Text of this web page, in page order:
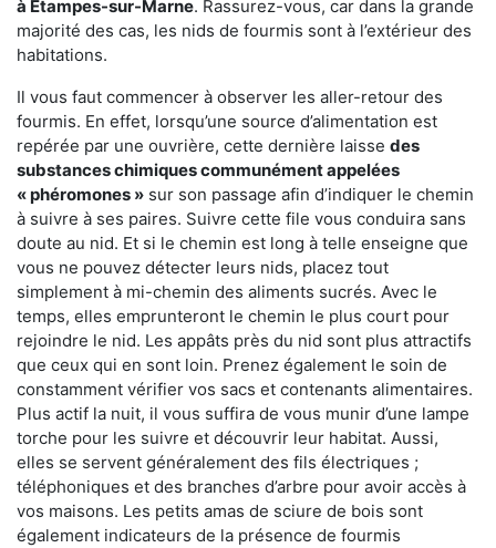
à Étampes-sur-Marne. Rassurez-vous, car dans la grande
majorité des cas, les nids de fourmis sont à l’extérieur des
habitations.
Il vous faut commencer à observer les aller-retour des
fourmis. En effet, lorsqu’une source d’alimentation est
repérée par une ouvrière, cette dernière laisse des
substances chimiques communément appelées
« phéromones » sur son passage afin d’indiquer le chemin
à suivre à ses paires. Suivre cette file vous conduira sans
doute au nid. Et si le chemin est long à telle enseigne que
vous ne pouvez détecter leurs nids, placez tout
simplement à mi-chemin des aliments sucrés. Avec le
temps, elles emprunteront le chemin le plus court pour
rejoindre le nid. Les appâts près du nid sont plus attractifs
que ceux qui en sont loin. Prenez également le soin de
constamment vérifier vos sacs et contenants alimentaires.
Plus actif la nuit, il vous suffira de vous munir d’une lampe
torche pour les suivre et découvrir leur habitat. Aussi,
elles se servent généralement des fils électriques ;
téléphoniques et des branches d’arbre pour avoir accès à
vos maisons. Les petits amas de sciure de bois sont
également indicateurs de la présence de fourmis